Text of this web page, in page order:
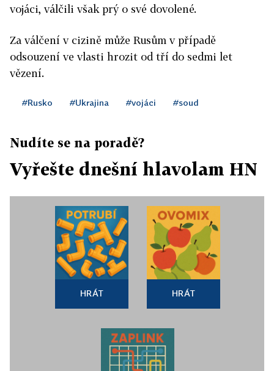
vojáci, válčili však prý o své dovolené.
Za válčení v cizině může Rusům v případě
odsouzení ve vlasti hrozit od tří do sedmi let
vězení.
#Rusko #Ukrajina #vojáci #soud
Nudíte se na poradě?
Vyřešte dnešní hlavolam HN
HRÁT HRÁT